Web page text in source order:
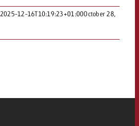
2025-12-16T10:19:23+01:00October 28,